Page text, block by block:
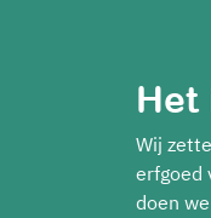
Het
Wij
erfgoed
doen